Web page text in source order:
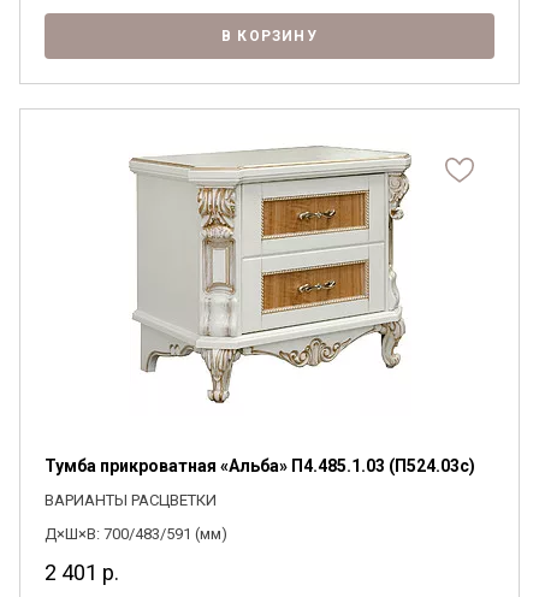
В КОРЗИНУ
Тумба прикроватная «Альба» П4.485.1.03 (П524.03с)
ВАРИАНТЫ РАСЦВЕТКИ
Д×Ш×В: 700/483/591 (мм)
2 401 р.